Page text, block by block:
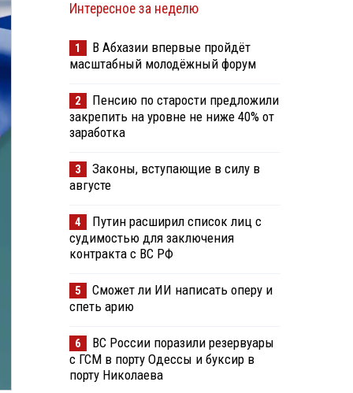
Интересное за неделю
1
В Абхазии впервые пройдёт
масштабный молодёжный форум
2
Пенсию по старости предложили
закрепить на уровне не ниже 40% от
заработка
3
Законы, вступающие в силу в
августе
4
Путин расширил список лиц с
судимостью для заключения
контракта с ВС РФ
5
Сможет ли ИИ написать оперу и
спеть арию
6
ВС России поразили резервуары
с ГСМ в порту Одессы и буксир в
порту Николаева